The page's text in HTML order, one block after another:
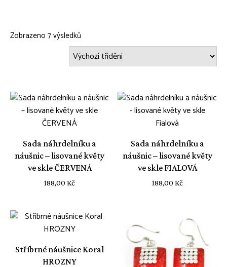
Zobrazeno 7 výsledků
Sada náhrdelníku a
náušnic – lisované květy
ve skle ČERVENÁ
188,00Kč
Sada náhrdelníku a
náušnic – lisované květy
ve skle FIALOVÁ
188,00 Kč
Stříbrné náušnice Koral
HROZNY